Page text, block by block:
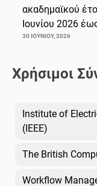
ακαδημαϊκού
Ιουνίου 2026
30 ΙΟΥΝΊΟΥ, 2026
Χρήσιμοι
Institute of
(IEEE)
The British
Workflow